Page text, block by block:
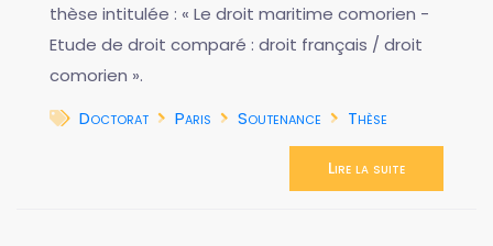
thèse intitulée : « Le droit maritime comorien -
Etude de droit comparé : droit français / droit
comorien ».
Doctorat
Paris Soutenance Thèse
Lire la suite